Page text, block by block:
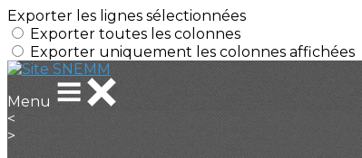
Exporter les lignes sélectionnées
Exporter toutes les colonnes
Exporter uniquement les colonnes affichées
Menu
<
>